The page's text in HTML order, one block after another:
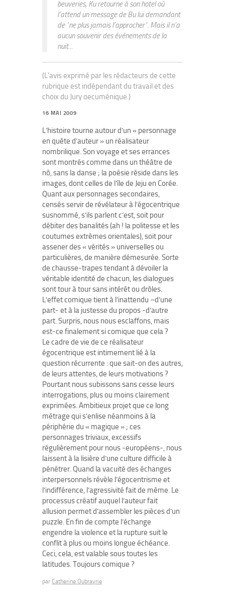
beuveries, Ku retourne à son hotel où
l’attend un message de Bu lui demandant
de "ne plus jamais l’approcher". Mais il n’a
aucun souvenir des événements de la
nuit...
(L'avis exprimé par les rédacteurs de cette
rubrique est indépendant du travail et des
choix du Jury oecuménique.)
16 MAI 2009
L’histoire tourne autour d’un « personnage
en quête d’auteur » un réalisateur
nombrilique. Son voyage et ses errances
sont montrés comme dans un théâtre de
nô, sans la danse ; la poésie réside dans les
images, dont celles de l’île de Jeju en Corée.
Quant aux personnages secondaires,
censés servir de révélateur à l’égocentrique
susnommé, s’ils parlent c’est, soit pour
débiter des banalités (ah ! la politesse et les
coutumes extrêmes orientales), soit pour
assener des « vérités » universelles ou
particulières, de manière démesurée. Sorte
de chausse-trapes tendant à dévoiler la
véritable identité de chacun, les dialogues
sont tour à tour sans intérêt ou drôles.
L’effet comique tient à l’inattendu –d’une
part- et à la justesse du propos -d’autre
part. Surpris, nous nous esclaffons, mais
est-ce finalement si comique que cela ?
Le cadre de vie de ce réalisateur
égocentrique est intimement lié à la
question récurrente : que sait-on des autres,
de leurs attentes, de leurs motivations ?
Pourtant nous subissons sans cesse leurs
interrogations, plus ou moins clairement
exprimées. Ambitieux projet que ce long
métrage qui s’enlise néanmoins à la
périphérie du « magique » ; ces
personnages triviaux, excessifs
régulièrement pour nous -européens-, nous
laissent à la lisière d’une culture difficile à
pénétrer. Quand la vacuité des échanges
interpersonnels révèle l’égocentrisme et
l’indifférence, l’agressivité fait de même. Le
processus créatif auquel l’auteur fait
allusion permet d’assembler les pièces d’un
puzzle. En fin de compte l’échange
engendre la violence et la rupture suit le
conflit à plus ou moins longue échéance.
Ceci, cela, est valable sous toutes les
latitudes. Toujours comique ?
par Catherine Oubrayrie